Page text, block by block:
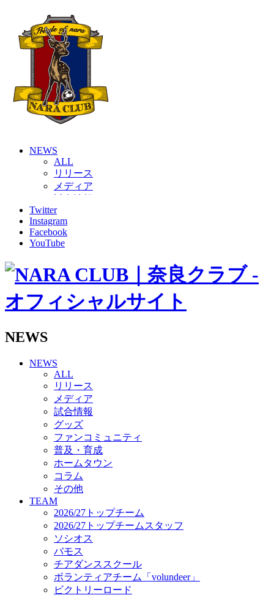
NEWS
ALL
リリース
メディア
グッズ
ファンコミュニティ
普及・育成
ホームタウン
その他
2026/27トップチーム
2026/27トップチームスタッフ
ボランティアチーム「volundeer」
ビクトリーロード
HOMEGAME
観戦ルール＆マナー
ホームゲーム運営管理規定
Jリーグ運営管理規定
写真・動画使用ガイドライン
ロートフィールド奈良
SCHEDULE
2026/27
練習見学時のファンサービスについて
TICKET
奈良クラブ明治安田J3リーグ2026/27シーズン試
合観戦チケット
奈良クラブ明治安田Ｊ3リーグ 2026/27シーズン
「鹿パス」
観戦ルール＆マナー
FANCOMMUNITY
2026/27ファンコミュニティ
Twitter
Instagram
Facebook
YouTube
NEWS
NEWS
ALL
リリース
メディア
試合情報
グッズ
ファンコミュニティ
普及・育成
ホームタウン
コラム
その他
TEAM
2026/27トップチーム
2026/27トップチームスタッフ
ソシオス
バモス
チアダンススクール
ボランティアチーム「volundeer」
ビクトリーロード